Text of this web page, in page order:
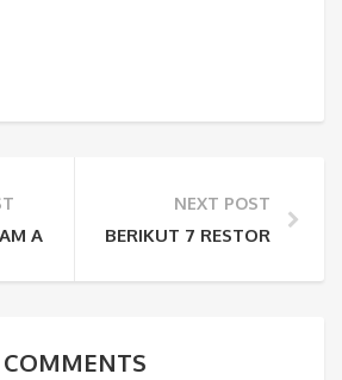
ALAMI DI SENTUL BISA BERENANG
NEXT POST
BERIKUT 7 RESTORAN
COMMENTS